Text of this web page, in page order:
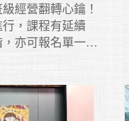
經營翻轉心鑰！
，課程有延續
亦可報名單一階